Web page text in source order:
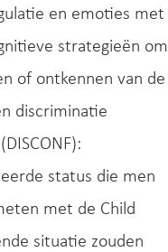
en emoties met
strategieën om
of ontkennen van de
discriminatie
status die men
met de Child
situatie zouden